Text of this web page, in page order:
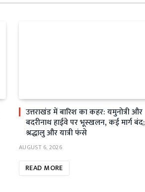
उत्तराखंड में बारिश का कहर: यमुनोत्री और
बदरीनाथ हाईवे पर भूस्खलन, कई मार्ग बंद;
श्रद्धालु और यात्री फंसे
AUGUST 6, 2026
READ MORE